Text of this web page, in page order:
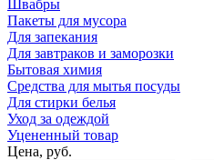
Швабры
Пакеты для мусора
Для запекания
Для завтраков и заморозки
Бытовая химия
Средства для мытья посуды
Для стирки белья
Уход за одеждой
Уцененный товар
Цена, руб.